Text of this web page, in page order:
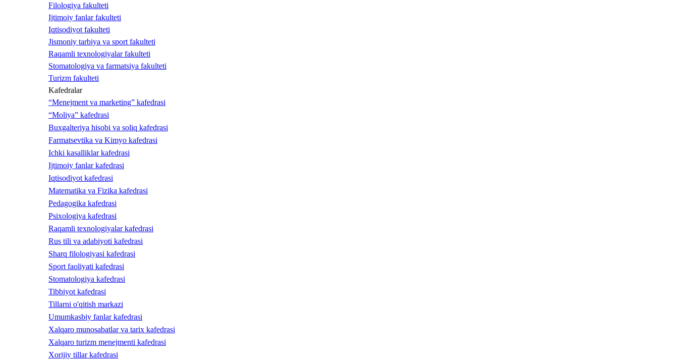
Filologiya fakulteti
Ijtimoiy fanlar fakulteti
Iqtisodiyot fakulteti
Jismoniy tarbiya va sport fakulteti
Raqamli texnologiyalar fakulteti
Stomatologiya va farmatsiya fakulteti
Turizm fakulteti
Kafedralar
“Menejment va marketing” kafedrasi
“Moliya” kafedrasi
Buxgalteriya hisobi va soliq kafedrasi
Farmatsevtika va Kimyo kafedrasi
Ichki kasalliklar kafedrasi
Ijtimoiy fanlar kafedrasi
Iqtisodiyot kafedrasi
Matematika va Fizika kafedrasi
Pedagogika kafedrasi
Psixologiya kafedrasi
Raqamli texnologiyalar kafedrasi
Rus tili va adabiyoti kafedrasi
Sharq filologiyasi kafedrasi
Sport faoliyati kafedrasi
Stomatologiya kafedrasi
Tibbiyot kafedrasi
Tillarni o'qitish markazi
Umumkasbiy fanlar kafedrasi
Xalqaro munosabatlar va tarix kafedrasi
Xalqaro turizm menejmenti kafedrasi
Xorijiy tillar kafedrasi